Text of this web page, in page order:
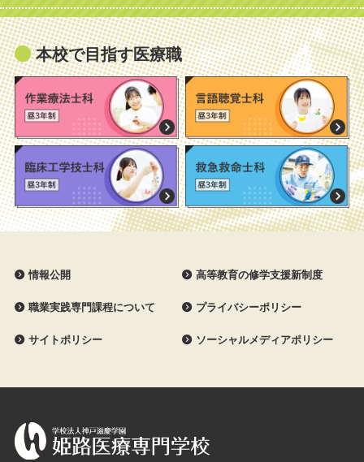
本校で目指す医療職
情報公開 高等教育の修学支援新制度
職業実践専門課程について プライバシーポリシー
サイトポリシー ソーシャルメディアポリシー